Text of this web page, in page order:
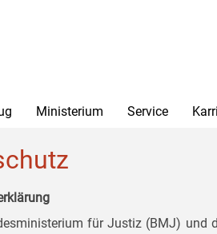
Ministerium Service
für Justiz (BMJ) und